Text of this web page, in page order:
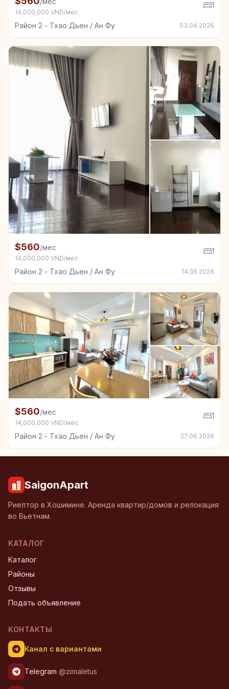
14,000,000 VND/мес
1
Район 2 - Тхао Дьен / Ан Фу 03.04.2026
Квартира в аренду в Район 2 - Тхао Дьен / Ан Фу,
$560/мес
14,000,000 VND/мес
1
Район 2 - Тхао Дьен / Ан Фу 14.05.2026
Квартира в аренду в Район 2 - Тхао Дьен / Ан Фу,
$560/мес
14,000,000 VND/мес
1
Район 2 - Тхао Дьен / Ан Фу 27.06.2026
SaigonApart
Риелтор в Хошимине. Аренда квартир/домов и релокация
во Вьетнам.
КАТАЛОГ
Каталог
Районы
Отзывы
Подать объявление
КОНТАКТЫ
Канал с вариантами
Telegram @zimaletus